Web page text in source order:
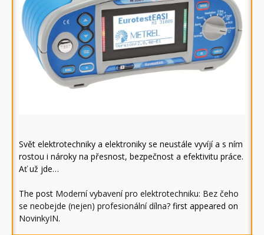
Svět elektrotechniky a elektroniky se neustále vyvíjí a s ním
rostou i nároky na přesnost, bezpečnost a efektivitu práce.
Ať už jde…
The post Moderní vybavení pro elektrotechniku: Bez čeho
se neobejde (nejen) profesionální dílna? first appeared on
NovinkyIN.